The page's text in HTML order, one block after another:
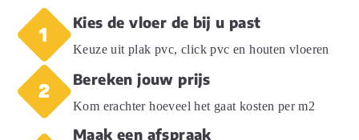
Dikte plank (mm)
V groef 4V
Gebruiksklasse 23, 33
Kies de vloer de bij u past
Keuze uit plak pvc, click pvc en houten vloeren
Bereken jouw prijs
Kom erachter hoeveel het gaat kosten per m2
Maak een afspraak